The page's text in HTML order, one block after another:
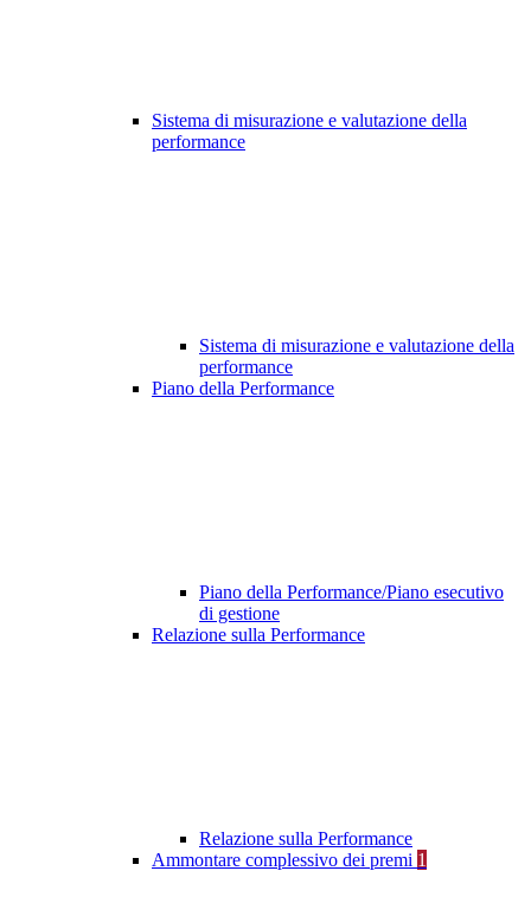
Sistema di misurazione e valutazione della
performance
Sistema di misurazione e valutazione della
performance
Piano della Performance
Piano della Performance/Piano esecutivo
di gestione
Relazione sulla Performance
Relazione sulla Performance
Ammontare complessivo dei premi 1